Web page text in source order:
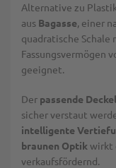
Alternative zu
aus Bagasse, einer
quadratische Schale
Fassungsvermögen
geeignet.
Der passende Deckel
sicher verstaut
intelligente
braunen Optik wirkt
verkaufsfördernd.